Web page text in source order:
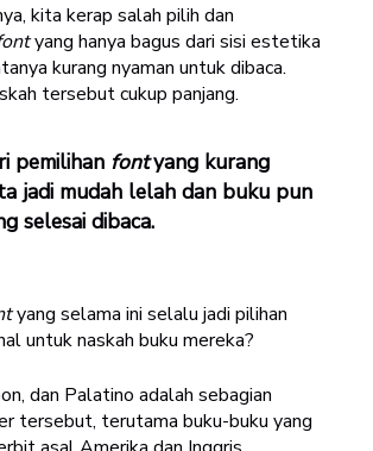
kita kerap salah pilih dan
yang hanya bagus dari sisi estetika
kurang nyaman untuk dibaca.
tersebut cukup panjang.
pemilihan fontyang kurang
jadi mudah lelah dan buku pun
selesai dibaca.
yang selama ini selalu jadi pilihan
untuk naskah buku mereka?
dan Palatino adalah sebagian
tersebut, terutama buku-buku yang